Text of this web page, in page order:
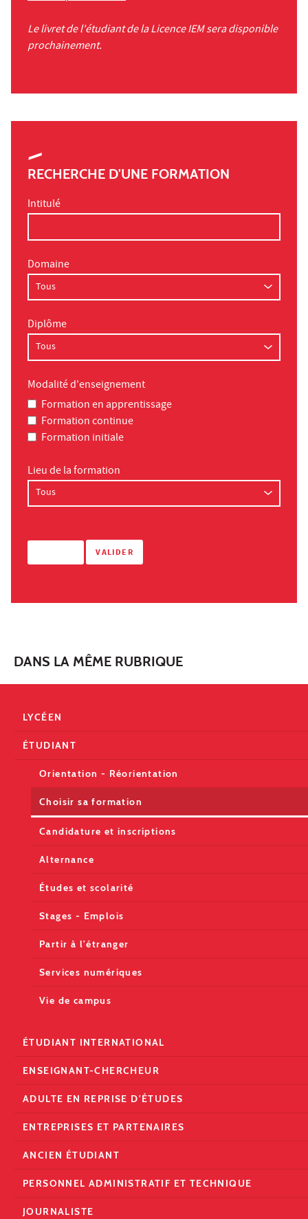
Le livret de l'étudiant de la Licence IEM sera disponible
prochainement.
RECHERCHE D'UNE FORMATION
Intitulé
Domaine
Diplôme
Modalité d'enseignement
Formation en apprentissage
Formation continue
Formation initiale
Lieu de la formation
DANS LA MÊME RUBRIQUE
LYCÉEN
ÉTUDIANT
Orientation - Réorientation
Choisir sa formation
Candidature et inscriptions
Alternance
Études et scolarité
Stages - Emplois
Partir à l'étranger
Services numériques
Vie de campus
ÉTUDIANT INTERNATIONAL
ENSEIGNANT-CHERCHEUR
ADULTE EN REPRISE D'ÉTUDES
ENTREPRISES ET PARTENAIRES
ANCIEN ÉTUDIANT
PERSONNEL ADMINISTRATIF ET TECHNIQUE
JOURNALISTE